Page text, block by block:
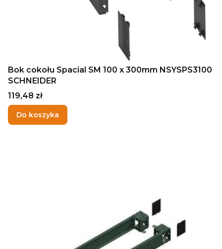
Bok cokołu Spacial SM 100 x 300mm NSYSPS3100
SCHNEIDER
Cena
119,48 zł
Do koszyka